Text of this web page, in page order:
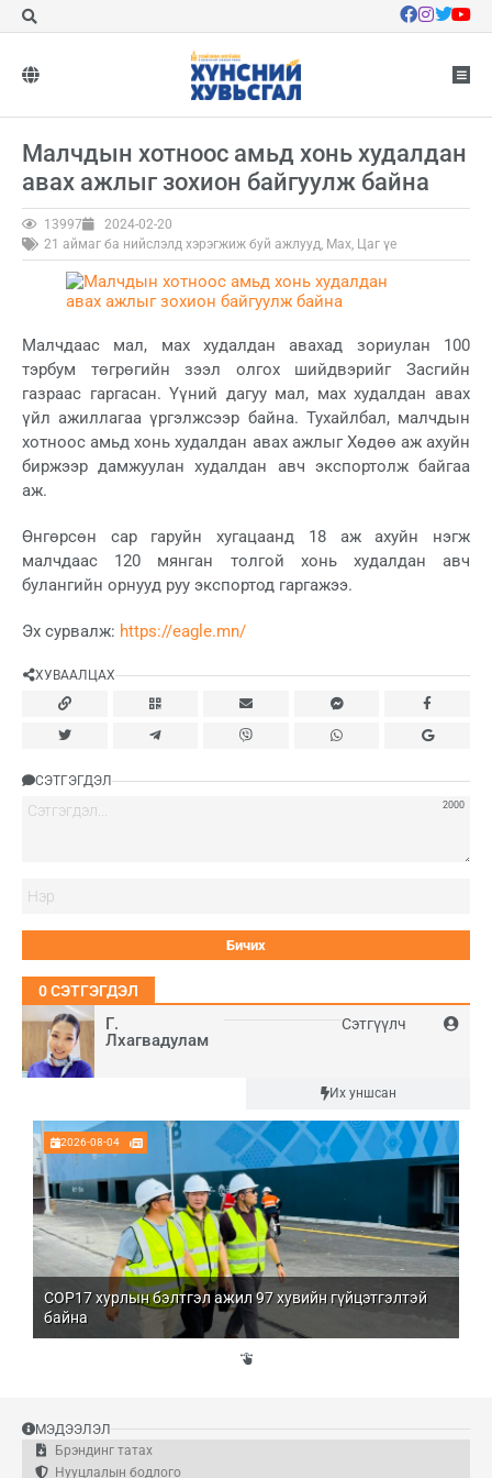
Г.
Лхагвадулам
Сэтгүүлч
Их уншсан
2026-08-04
COP17 хурлын бэлтгэл ажил 97 хувийн гүйцэтгэлтэй
байна
Малчдын хотноос амьд хонь худалдан
авах ажлыг зохион байгуулж байна
13997
2024-02-20
21 аймаг ба нийслэлд хэрэгжиж буй ажлууд, Мах, Цаг үе
Малчдаас мал, мах худалдан авахад зориулан 100
тэрбум төгрөгийн зээл олгох шийдвэрийг Засгийн
газраас гаргасан. Үүний дагуу мал, мах худалдан авах
үйл ажиллагаа үргэлжсээр байна. Тухайлбал, малчдын
хотноос амьд хонь худалдан авах ажлыг Хөдөө аж ахуйн
биржээр дамжуулан худалдан авч экспортолж байгаа
аж.
Өнгөрсөн сар гаруйн хугацаанд 18 аж ахуйн нэгж
малчдаас 120 мянган толгой хонь худалдан авч
булангийн орнууд руу экспортод гаргажээ.
Эх сурвалж: https://eagle.mn/
ХУВААЛЦАХ
СЭТГЭГДЭЛ
2000
0СЭТГЭГДЭЛ
МЭДЭЭЛЭЛ
Брэндинг татах
Нууцлалын бодлого